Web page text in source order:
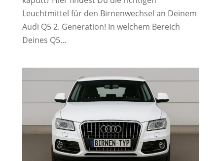
Leuchtmittel für den Birnenwechsel an Deinem
Audi Q5 2. Generation! In welchem Bereich
Deines Q5...